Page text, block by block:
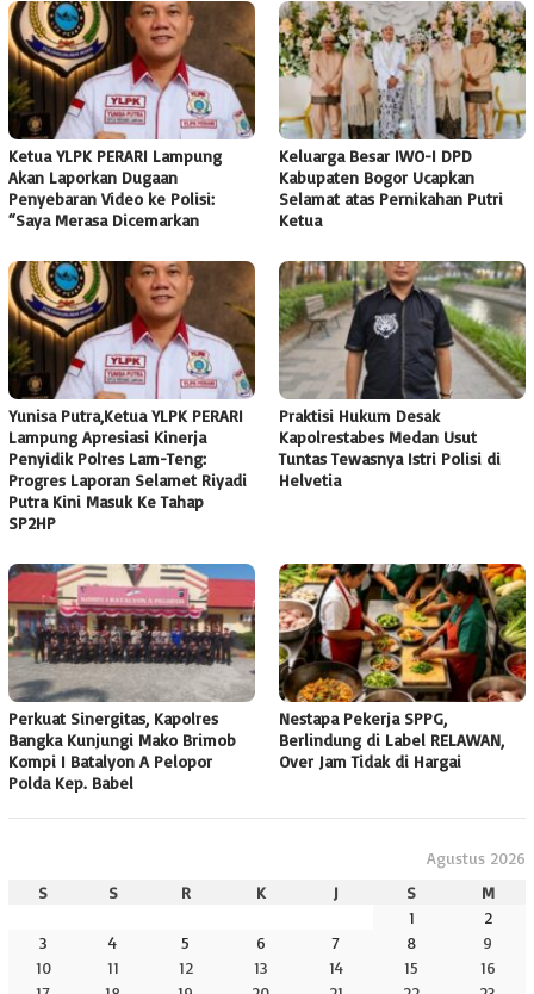
Ketua YLPK PERARI Lampung
Akan Laporkan Dugaan
Penyebaran Video ke Polisi:
“Saya Merasa Dicemarkan
Keluarga Besar IWO-I DPD
Kabupaten Bogor Ucapkan
Selamat atas Pernikahan Putri
Ketua
Yunisa Putra,Ketua YLPK PERARI
Lampung Apresiasi Kinerja
Penyidik Polres Lam-Teng:
Progres Laporan Selamet Riyadi
Putra Kini Masuk Ke Tahap
SP2HP
Praktisi Hukum Desak
Kapolrestabes Medan Usut
Tuntas Tewasnya Istri Polisi di
Helvetia
Perkuat Sinergitas, Kapolres
Bangka Kunjungi Mako Brimob
Kompi I Batalyon A Pelopor
Polda Kep. Babel
Nestapa Pekerja SPPG,
Berlindung di Label RELAWAN,
Over Jam Tidak di Hargai
Agustus 2026
S
S R K J S
M
1
2
3
4 5 6 7 8
9
10
11 12 13 14 15
16